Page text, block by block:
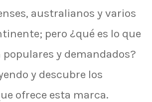
australianos y varios
pero ¿qué es lo que
populares y demandados?
y descubre los
ofrece esta marca.